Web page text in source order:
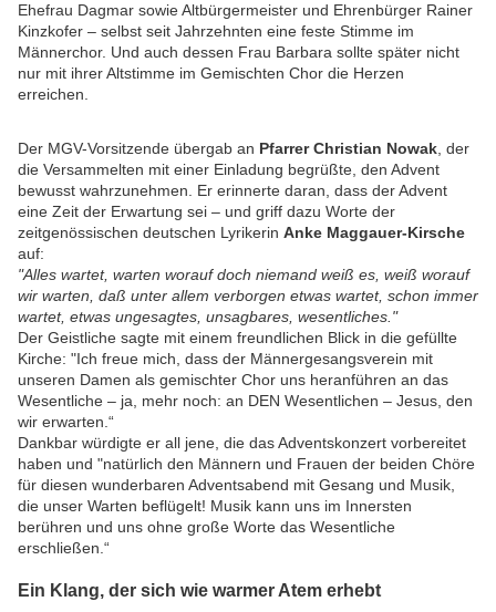
Ehefrau Dagmar sowie Altbürgermeister und Ehrenbürger Rainer
Kinzkofer – selbst seit Jahrzehnten eine feste Stimme im
Männerchor. Und auch dessen Frau Barbara sollte später nicht
nur mit ihrer Altstimme im Gemischten Chor die Herzen
erreichen.
Der MGV-Vorsitzende übergab an Pfarrer Christian Nowak , der
die Versammelten mit einer Einladung begrüßte, den Advent
bewusst wahrzunehmen. Er erinnerte daran, dass der Advent
eine Zeit der Erwartung sei – und griff dazu Worte der
zeitgenössischen deutschen Lyrikerin Anke Maggauer-Kirsche
auf:
"Alles wartet, warten worauf doch niemand weiß es, weiß worauf
wir warten, daß unter allem verborgen etwas wartet, schon immer
wartet, etwas ungesagtes, unsagbares, wesentliches."
Der Geistliche sagte mit einem freundlichen Blick in die gefüllte
Kirche: "Ich freue mich, dass der Männergesangsverein mit
unseren Damen als gemischter Chor uns heranführen an das
Wesentliche – ja, mehr noch: an DEN Wesentlichen – Jesus, den
wir erwarten.“
Dankbar würdigte er all jene, die das Adventskonzert vorbereitet
haben und "natürlich den Männern und Frauen der beiden Chöre
für diesen wunderbaren Adventsabend mit Gesang und Musik,
die unser Warten beflügelt! Musik kann uns im Innersten
berühren und uns ohne große Worte das Wesentliche
erschließen.“
Ein Klang, der sich wie warmer Atem erhebt